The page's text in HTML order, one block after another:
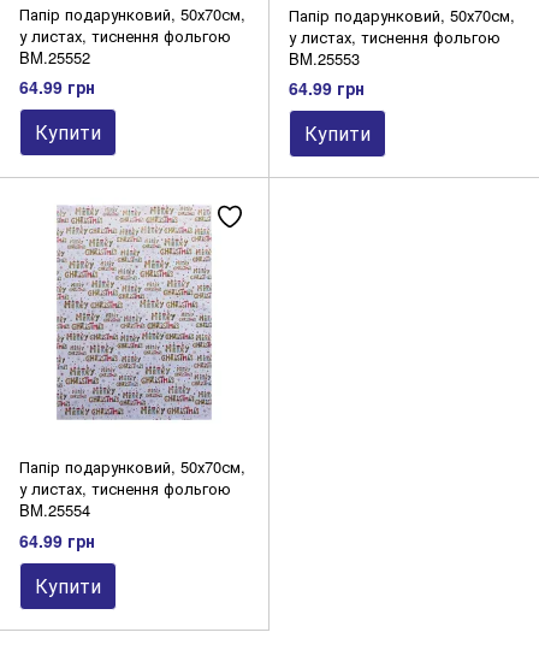
Папір подарунковий, 50х70см,
у листах, тиснення фольгою
BM.25552
64.99 грн
Купити
Папір подарунковий, 50х70см,
у листах, тиснення фольгою
BM.25553
64.99 грн
Купити
Папір подарунковий, 50х70см,
у листах, тиснення фольгою
BM.25554
64.99 грн
Купити